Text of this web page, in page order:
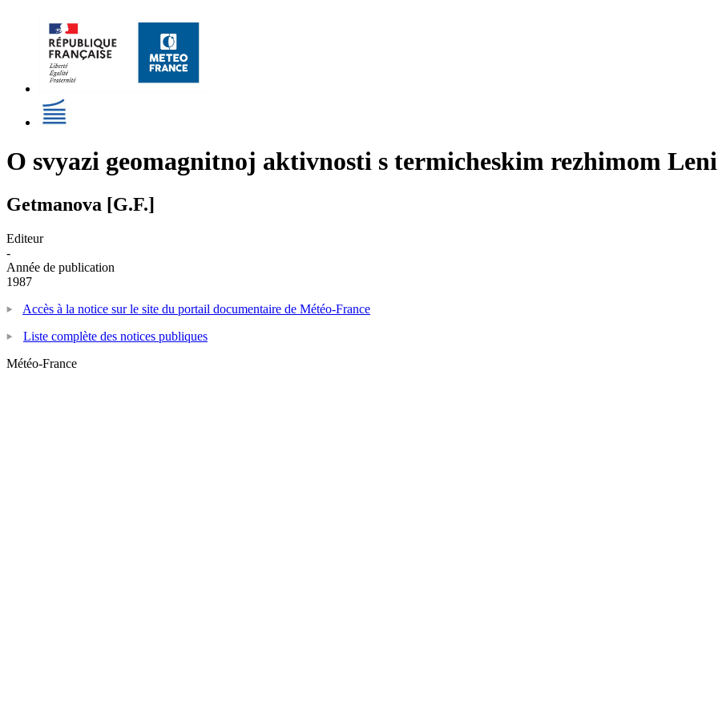
O svyazi geomagnitnoj aktivnosti s termicheskim rezhimom
Getmanova [G.F.]
Editeur
-
Année de publication
1987
Accès à la notice sur le site du portail documentaire de Météo-France
Liste complète des notices publiques
Météo-France